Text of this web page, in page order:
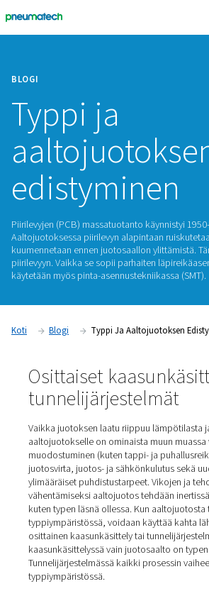
BLOGI
Typpi ja
Piirilevyjen (PCB) massatuotanto
piirilevyyn. Vaikka se sopii parhaiten
Blogi
Osittaiset
Vaikka juotoksen laatu riippuu
aaltojuotokselle on ominaista
muodostuminen (kuten tappi- ja
juotosvirta, juotos- ja